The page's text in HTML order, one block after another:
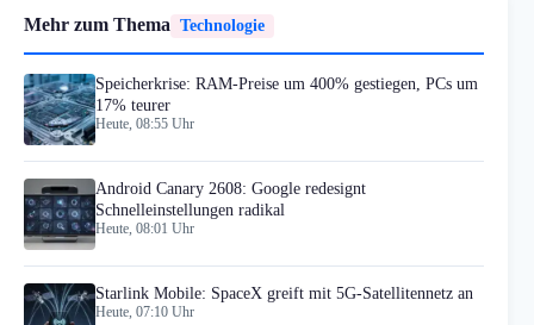
Mehr zum Thema Technologie
Speicherkrise: RAM-Preise um 400% gestiegen, PCs um
17% teurer
Heute, 08:55 Uhr
Android Canary 2608: Google redesignt
Schnelleinstellungen radikal
Heute, 08:01 Uhr
Starlink Mobile: SpaceX greift mit 5G-Satellitennetz an
Heute, 07:10 Uhr